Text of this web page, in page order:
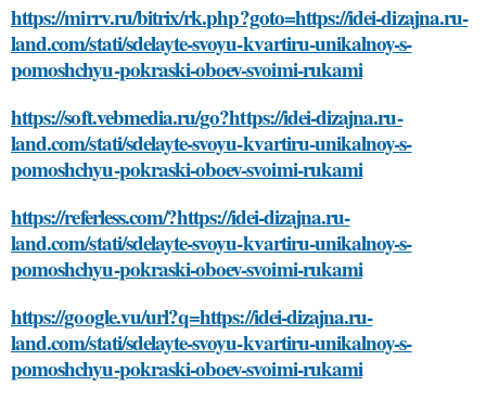
https://mirrv.ru/bitrix/rk.php?goto=https://idei-dizajna.ru-
land.com/stati/sdelayte-svoyu-kvartiru-unikalnoy-s-
pomoshchyu-pokraski-oboev-svoimi-rukami
https://soft.vebmedia.ru/go?https://idei-dizajna.ru-
land.com/stati/sdelayte-svoyu-kvartiru-unikalnoy-s-
pomoshchyu-pokraski-oboev-svoimi-rukami
https://referless.com/?https://idei-dizajna.ru-
land.com/stati/sdelayte-svoyu-kvartiru-unikalnoy-s-
pomoshchyu-pokraski-oboev-svoimi-rukami
https://google.vu/url?q=https://idei-dizajna.ru-
land.com/stati/sdelayte-svoyu-kvartiru-unikalnoy-s-
pomoshchyu-pokraski-oboev-svoimi-rukami